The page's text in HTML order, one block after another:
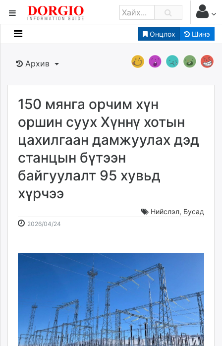
Онцлох Шинэ
Мэдээллийн
Банк санхүү
Бизнес ААН
Төрийн
dorgio.mn
Gogo.mn
news.mn
zindaa.mn
tovch.mn
Livetv.mn
eagle.mn
ergelt.mn
zarig.mn
today.mn
Архив
150 мянга орчим хүн
оршин суух Хүннү хотын
цахилгаан дамжуулах дэд
станцын бүтээн
байгуулалт 95 хувьд
хүрчээ
Нийслэл, Бусад
2026/04/24
10:38:56
06:42:27